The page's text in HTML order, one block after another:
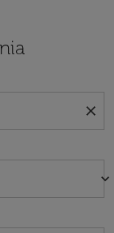
close
keyboard_arrow_down